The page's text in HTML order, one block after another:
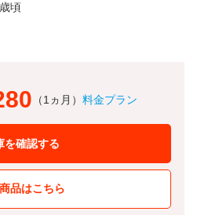
頃
（1ヵ月） 料金プラン
を確認する
品はこちら